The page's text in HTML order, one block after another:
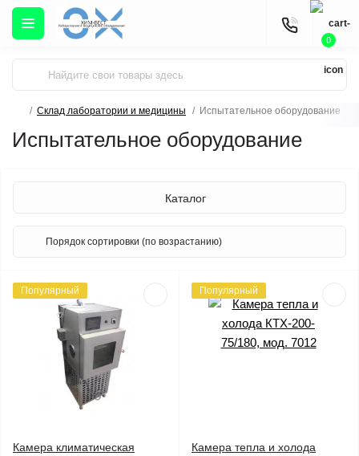
0
Склад лаборатории и медицины Испытательное оборудование
Испытательное оборудование
Каталог
Популярный
Камера климатическая
Популярный
Камера тепла и холода